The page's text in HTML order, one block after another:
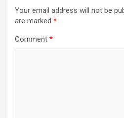
Your email address will not be
are marked *
Comment *